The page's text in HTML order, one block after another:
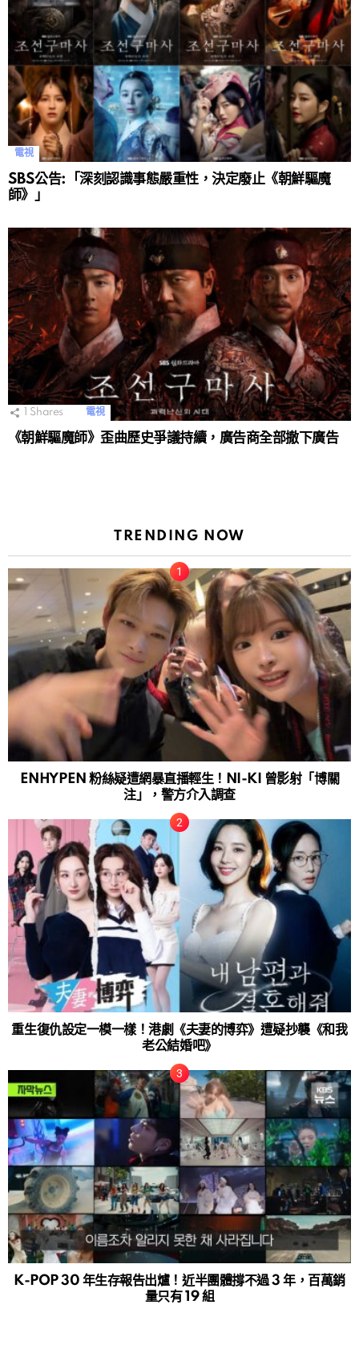
電視
SBS公告:「深刻認識事態嚴重性，決定廢止《朝鮮驅魔
師》」
Shares 電視
《朝鮮驅魔師》歪曲歷史爭議持續，廣告商全部撤下廣告
TRENDING NOW
ENHYPEN 粉絲疑遭網暴直播輕生！NI-KI 曾影射「博關
注」，警方介入調查
重生復仇設定一模一樣！港劇《夫妻的博弈》遭疑抄襲《和我
老公結婚吧》
K-POP 30 年生存報告出爐！近半團體撐不過 3 年，百萬銷
量只有 19 組